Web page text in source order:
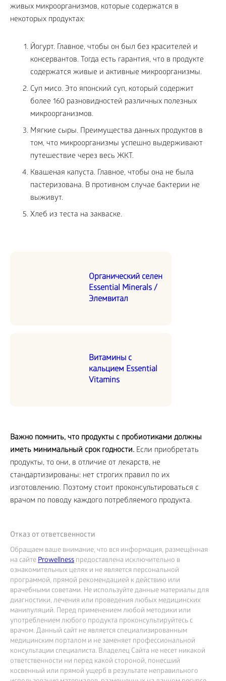
живых микроорганизмов, которые содержатся в
некоторых продуктах:
Йогурт. Главное, чтобы он был без красителей и
консервантов. Тогда есть гарантия, что в продукте
содержатся живые и активные микроорганизмы.
Суп мисо. Это японский суп, который содержит
более 160 разновидностей различных полезных
микроорганизмов.
Мягкие сыры. Преимущества данных продуктов в
том, что микроорганизмы успешно выдерживают
путешествие через весь ЖКТ.
Квашеная капуста. Главное, чтобы она не была
пастеризована. В противном случае бактерии не
выживут.
Хлеб из теcта на закваске.
Органический селен
Essential Minerals /
Элемвитал
Витамины с
кальцием Essential
Vitamins
Важно помнить, что продукты с пробиотиками должны
иметь минимальный срок годности. Если приобретать
продукты, то они, в отличие от лекарств, не
стандартизированы: нет строгих правил по их
изготовлению. Поэтому стоит проконсультироваться с
врачом по поводу каждого потребляемого продукта.
Отказ от ответсвенности
Обращаем ваше внимание, что вся информация, размещённая
на сайтеProwellness предоставлена исключительно в
ознакомительных целях и не является персональной
программой, прямой рекомендацией к действию или
врачебными советами. Не используйте данные материалы для
диагностики, лечения или проведения любых медицинских
манипуляций. Перед применением любой методики или
употреблением любого продукта проконсультируйтесь с
врачом. Данный сайт не является специализированным
медицинским порталом и не заменяет профессиональной
консультации специалиста. Владелец Сайта не несет никакой
ответственности ни перед какой стороной, понесший
косвенный или прямой ущерб в результате неправильного